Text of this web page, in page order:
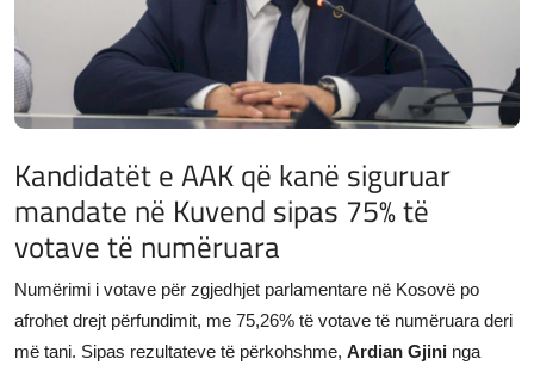
Kandidatët e AAK që kanë siguruar
mandate në Kuvend sipas 75% të
votave të numëruara
Numërimi i votave për zgjedhjet parlamentare në Kosovë po
afrohet drejt përfundimit, me 75,26% të votave të numëruara deri
më tani. Sipas rezultateve të përkohshme, Ardian Gjini nga